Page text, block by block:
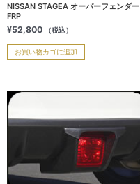
NISSAN STAGEA オーバーフェンダー
FRP
¥52,800 （税込）
お買い物カゴに追加